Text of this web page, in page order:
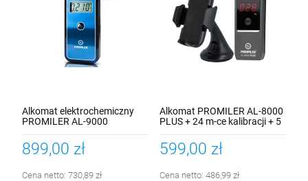
Alkomat elektrochemiczny
PROMILER AL-9000
899,00 zł
Cena netto: 730,89 zł
Alkomat PROMILER AL-8000
PLUS + 24 m-ce kalibracji + 5
ustników oryginalnych +
uchwyt GSM
599,00 zł
Cena netto: 486,99 zł